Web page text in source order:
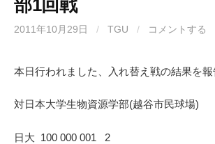
部1回戦
2011年10月29日 / TGU / コメントする
本日行われました、入れ替え戦の結果を報
対日本大学生物資源学部(越谷市民球場)
日大 100 000 001 2